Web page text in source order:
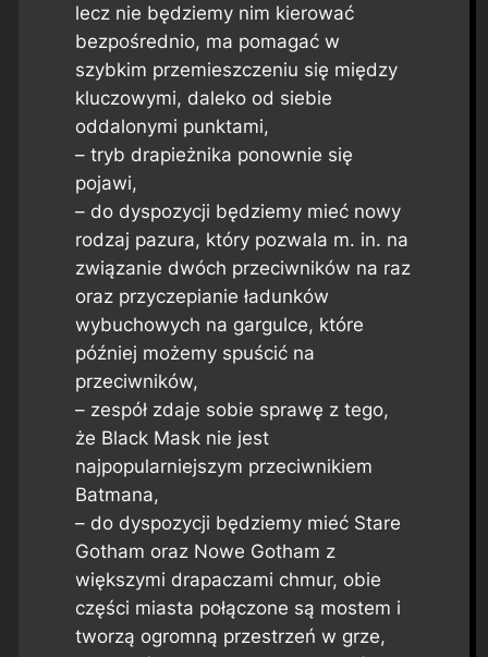
lecz nie będziemy nim kierować
bezpośrednio, ma pomagać w
szybkim przemieszczeniu się między
kluczowymi, daleko od siebie
oddalonymi punktami,
– tryb drapieżnika ponownie się
pojawi,
– do dyspozycji będziemy mieć nowy
rodzaj pazura, który pozwala m. in. na
związanie dwóch przeciwników na raz
oraz przyczepianie ładunków
wybuchowych na gargulce, które
później możemy spuścić na
przeciwników,
– zespół zdaje sobie sprawę z tego,
że Black Mask nie jest
najpopularniejszym przeciwnikiem
Batmana,
– do dyspozycji będziemy mieć Stare
Gotham oraz Nowe Gotham z
większymi drapaczami chmur, obie
części miasta połączone są mostem i
tworzą ogromną przestrzeń w grze,